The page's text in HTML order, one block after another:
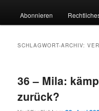
Abonnieren
SCHLAGWORT-ARCHIV:
36 – Mila:
zurück?